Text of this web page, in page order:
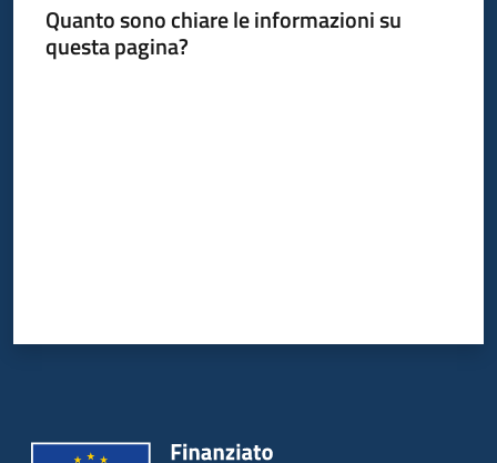
Quanto sono chiare le informazioni su
questa pagina?